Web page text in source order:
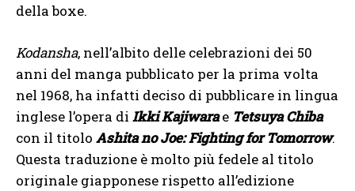
della boxe.
Kodansha, nell’albito delle celebrazioni dei 50
anni del manga pubblicato per la prima volta
nel 1968, ha infatti deciso di pubblicare in lingua
inglese l’opera di Ikki Kajiwarae Tetsuya Chiba
con il titolo Ashita no Joe: Fighting for Tomorrow.
Questa traduzione è molto più fedele al titolo
originale giapponese rispetto all’edizione